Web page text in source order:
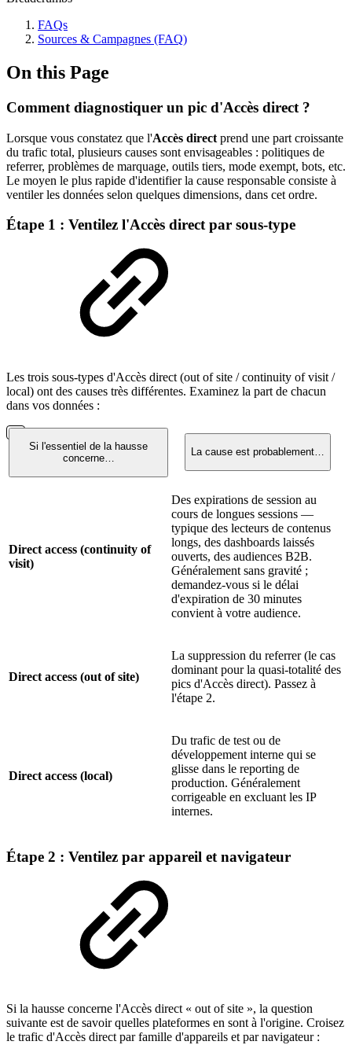
FAQs
Sources & Campagnes (FAQ)
On this Page
Comment diagnostiquer un pic d'Accès direct ?
Lorsque vous constatez que l'Accès direct prend une part croissante
du trafic total, plusieurs causes sont envisageables : politiques de
referrer, problèmes de marquage, outils tiers, mode exempt, bots, etc.
Le moyen le plus rapide d'identifier la cause responsable consiste à
ventiler les données selon quelques dimensions, dans cet ordre.
Étape 1 : Ventilez l'Accès direct par sous-type
Les trois sous-types d'Accès direct (out of site / continuity of visit /
local) ont des causes très différentes. Examinez la part de chacun
dans vos données :
Si l'essentiel de la hausse
concerne…
La cause est probablement…
Direct access (continuity of
visit)
Des expirations de session au
cours de longues sessions —
typique des lecteurs de contenus
longs, des dashboards laissés
ouverts, des audiences B2B.
Généralement sans gravité ;
demandez-vous si le délai
d'expiration de 30 minutes
convient à votre audience.
Direct access (out of site)
La suppression du referrer (le cas
dominant pour la quasi-totalité des
pics d'Accès direct). Passez à
l'étape 2.
Direct access (local)
Du trafic de test ou de
développement interne qui se
glisse dans le reporting de
production. Généralement
corrigeable en excluant les IP
internes.
Étape 2 : Ventilez par appareil et navigateur
Si la hausse concerne l'Accès direct « out of site », la question
suivante est de savoir quelles plateformes en sont à l'origine. Croisez
le trafic d'Accès direct par famille d'appareils et par navigateur :